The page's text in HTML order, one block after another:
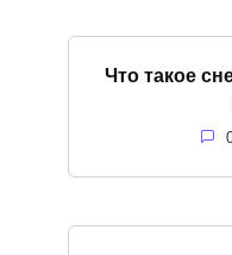
Что такое